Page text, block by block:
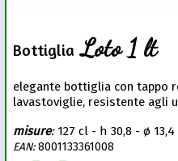
Bottiglia Loto 1 lt
elegante bottiglia con tappo
lavastoviglie, resistente agli
misure: 127 cl - h 30,8 - ø 13,4
EAN:8001133361008